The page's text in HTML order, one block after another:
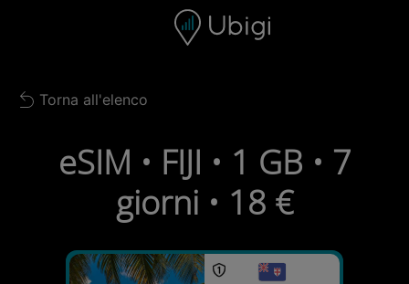
Barra di navigazione
Back to list
Torna all'elenco
eSIM • FIJI • 1 GB • 7
giorni • 18 €